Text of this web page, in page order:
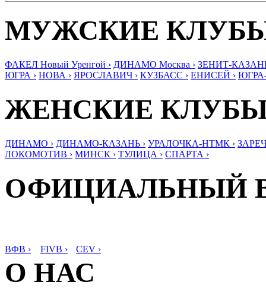
МУЖСКИЕ
ФАКЕЛ Новый Уренгой › ДИНАМО Москва › ЗЕНИТ-
ЮГРА › НОВА › ЯРОСЛАВИЧ › КУЗБАСС › ЕНИСЕЙ ›
ЖЕНСКИЕ
ДИНАМО › ДИНАМО-КАЗАНЬ › УРАЛОЧКА-НТМК ›
ЛОКОМОТИВ › МИНСК › ТУЛИЦА › СПАРТА ›
ОФИЦИАЛЬНЫЙ
ВФВ › FIVB › CEV ›
О НАС